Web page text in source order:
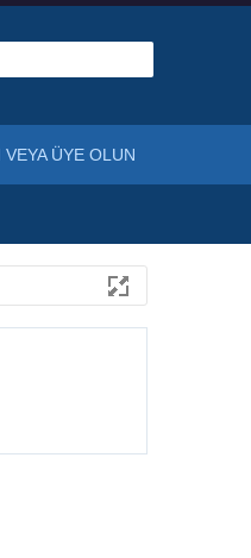
ÜYE OLUN